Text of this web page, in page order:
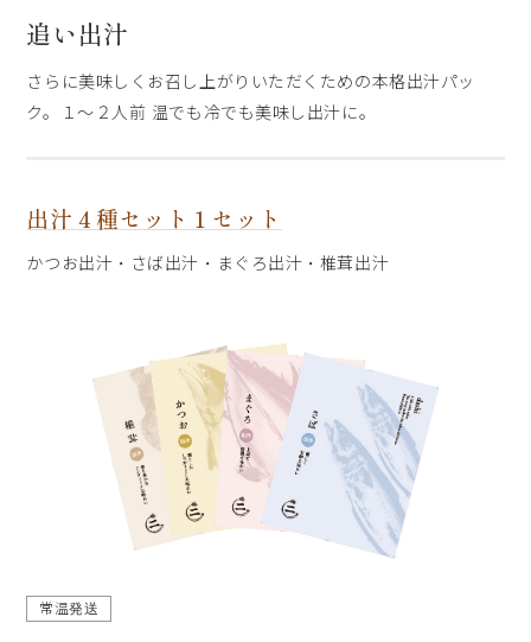
追い出汁
さらに美味しくお召し上がりいただくための本格出汁パッ
ク。１～２人前 温でも冷でも美味し出汁に。
出汁４種セット１セット
かつお出汁・さば出汁・まぐろ出汁・椎茸出汁
常温発送